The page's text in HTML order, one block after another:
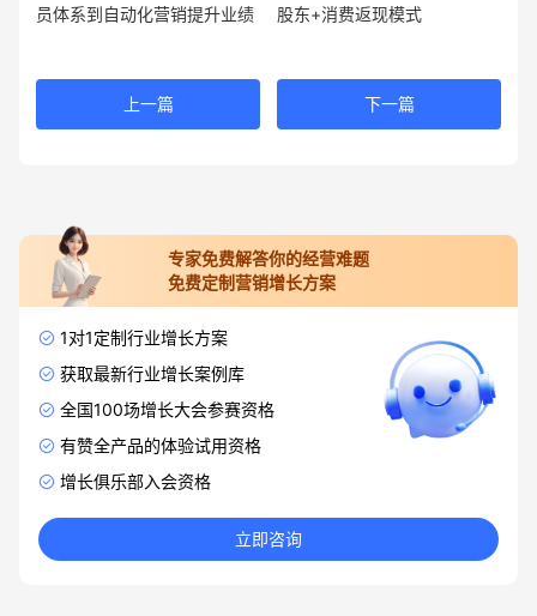
员体系到自动化营销提升业绩
上一篇
股东+消费返现模式
下一篇
专家免费解答你的经营难题
免费定制营销增长方案
1对1定制行业增长方案
获取最新行业增长案例库
全国100场增长大会参赛资格
有赞全产品的体验试用资格
增长俱乐部入会资格
立即咨询